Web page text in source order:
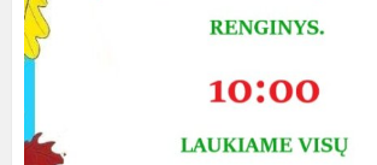
osios
šventė